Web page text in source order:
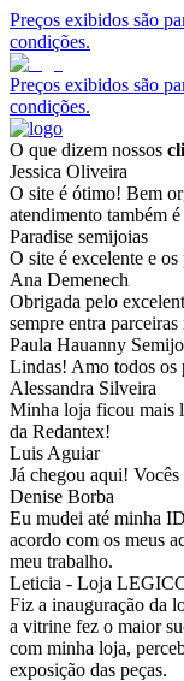
Preços exibidos são
condições.
Preços exibidos são
condições.
O que dizem nossos
Jessica Oliveira
O site é ótimo! Bem
atendimento também
Paradise semijoias
O site é excelente e
Ana Demenech
Obrigada pelo
sempre entra
Paula Hauanny
Lindas! Amo todos os
Alessandra Silveira
Minha loja ficou mais
da Redantex!
Luis Aguiar
Já chegou aqui!
Denise Borba
Eu mudei até minha
acordo com os meus
meu trabalho.
Leticia - Loja
Fiz a inauguração da
a vitrine fez o maior
com minha loja,
exposição das peças.